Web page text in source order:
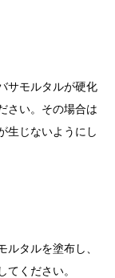
サモルタルが硬化
さい。その場合は
生じないようにし
タルを塗布し、
ください。